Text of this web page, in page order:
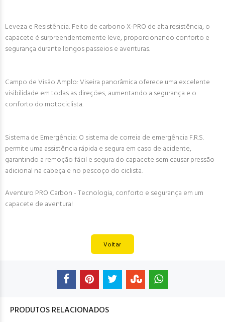
Leveza e Resistência: Feito de carbono X-PRO de alta resistência, o
capacete é surpreendentemente leve, proporcionando conforto e
segurança durante longos passeios e aventuras.
Campo de Visão Amplo: Viseira panorâmica oferece uma excelente
visibilidade em todas as direções, aumentando a segurança e o
conforto do motociclista.
Sistema de Emergência: O sistema de correia de emergência F.R.S.
permite uma assistência rápida e segura em caso de acidente,
garantindo a remoção fácil e segura do capacete sem causar pressão
adicional na cabeça e no pescoço do ciclista.
Aventuro PRO Carbon - Tecnologia, conforto e segurança em um
capacete de aventura!
Voltar
PRODUTOS RELACIONADOS